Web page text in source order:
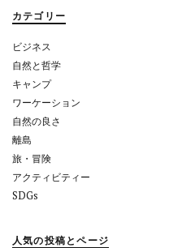
ョ
ン
カテゴリー
ビジネス
自然と哲学
キャンプ
ワーケーション
自然の良さ
離島
旅・冒険
アクティビティー
SDGs
人気の投稿とページ